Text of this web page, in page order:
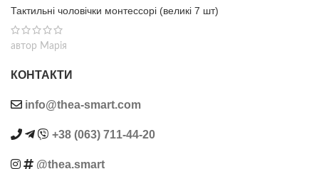
Тактильні чоловічки монтессорі (великі 7 шт)
автор Марія
КОНТАКТИ
info@thea-smart.com
+38 (063) 711-44-20
@thea.smart